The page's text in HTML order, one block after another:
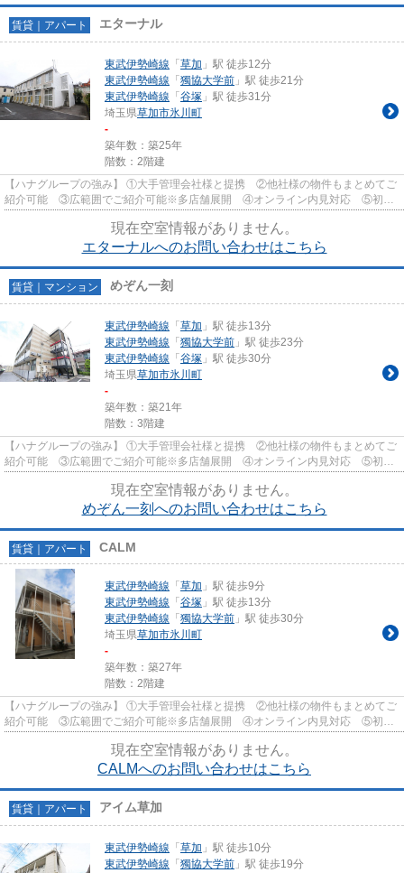
賃貸｜アパート エターナル
東武伊勢崎線 「 草加 」駅 徒歩12分
東武伊勢崎線 「 獨協大学前 」駅 徒歩21分
東武伊勢崎線 「 谷塚 」駅 徒歩31分
埼玉県草加市氷川町
-
築年数：築25年
階数：2階建
【ハナグループの強み】 ①大手管理会社様と提携 ②他社様の物件もまとめてご
紹介可能 ③広範囲でご紹介可能※多店舗展開 ④オンライン内見対応 ⑤初期
現在空室情報がありません。
エターナルへのお問い合わせはこちら
賃貸｜マンション めぞん一刻
東武伊勢崎線 「 草加 」駅 徒歩13分
東武伊勢崎線 「 獨協大学前 」駅 徒歩23分
東武伊勢崎線 「 谷塚 」駅 徒歩30分
埼玉県草加市氷川町
-
築年数：築21年
階数：3階建
【ハナグループの強み】 ①大手管理会社様と提携 ②他社様の物件もまとめてご
紹介可能 ③広範囲でご紹介可能※多店舗展開 ④オンライン内見対応 ⑤初期
現在空室情報がありません。
めぞん一刻へのお問い合わせはこちら
賃貸｜アパート CALM
東武伊勢崎線 「 草加 」駅 徒歩9分
東武伊勢崎線 「 谷塚 」駅 徒歩13分
東武伊勢崎線 「 獨協大学前 」駅 徒歩30分
埼玉県草加市氷川町
-
築年数：築27年
階数：2階建
【ハナグループの強み】 ①大手管理会社様と提携 ②他社様の物件もまとめてご
紹介可能 ③広範囲でご紹介可能※多店舗展開 ④オンライン内見対応 ⑤初期
現在空室情報がありません。
CALMへのお問い合わせはこちら
賃貸｜アパート アイム草加
東武伊勢崎線 「 草加 」駅 徒歩10分
東武伊勢崎線 「 獨協大学前 」駅 徒歩19分